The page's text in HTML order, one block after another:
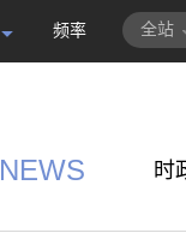
频率 全站
NEWS 时